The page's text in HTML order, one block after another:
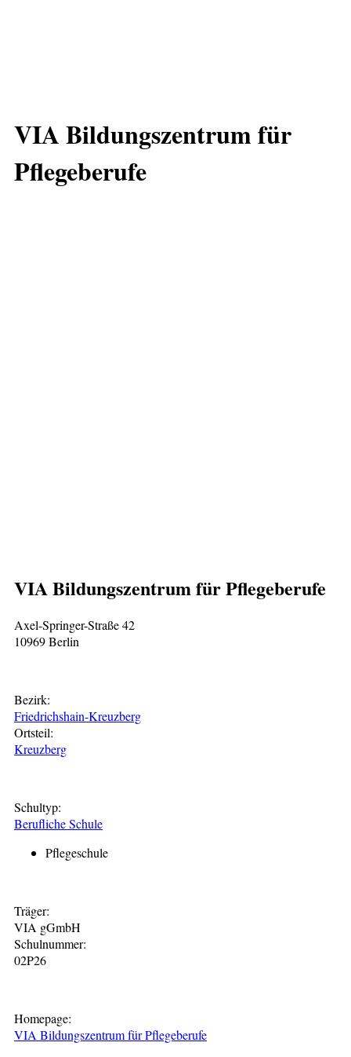
VIA Bildungszentrum für
Pflegeberufe
VIA Bildungszentrum für Pflegeberufe
Axel-Springer-Straße 42
10969 Berlin
Bezirk:
Friedrichshain-Kreuzberg
Ortsteil:
Kreuzberg
Schultyp:
Berufliche Schule
Pflegeschule
Träger:
VIA gGmbH
Schulnummer:
02P26
Homepage:
VIA Bildungszentrum für Pflegeberufe